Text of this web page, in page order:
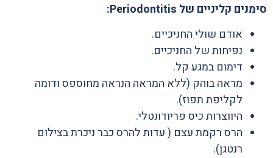
סימנים קליניים של Periodontitis:
אודם שולי החניכיים.
נפיחות של החניכיים.
דימום במגע קל.
מראה בוהק (ללא המראה הנראה מחוספס ודומה
לקליפת תפוז).
היווצרות כיס פריודונטלי.
הרס רקמת עצם ( עדות להרס כבר ניכרת בצילום
רנטגן).